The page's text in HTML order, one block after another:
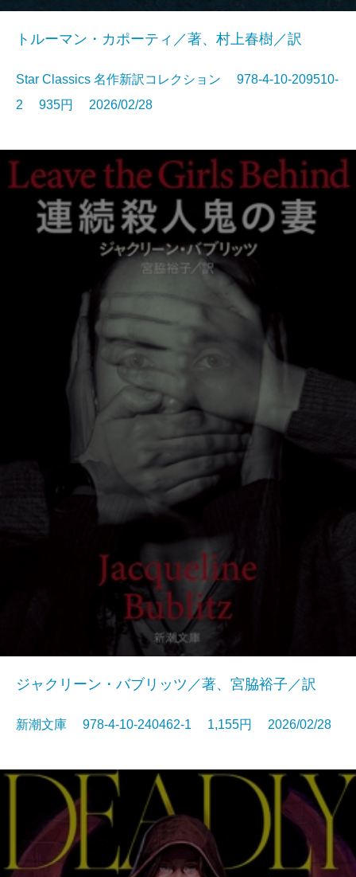
トルーマン・カポーティ／著、村上春樹／訳
Star Classics 名作新訳コレクション 978-4-10-209510-
2 935円 2026/02/28
ジャクリーン・バブリッツ／著、宮脇裕子／訳
新潮文庫 978-4-10-240462-1 1,155円 2026/02/28